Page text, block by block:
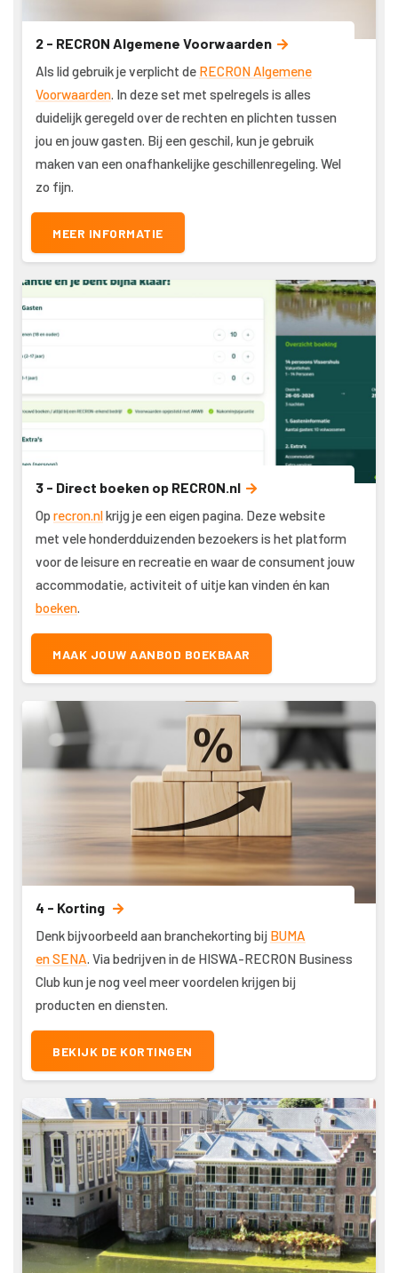
2 - RECRON Algemene Voorwaarden
Als lid gebruik je verplicht de RECRON Algemene
Voorwaarden. In deze set met spelregels is alles
duidelijk geregeld over de rechten en plichten tussen
jou en jouw gasten. Bij een geschil, kun je gebruik
maken van een onafhankelijke geschillenregeling. Wel
zo fijn.
MEER INFORMATIE
3 - Direct boeken op RECRON.nl
Op recron.nlkrijg je een eigen pagina. Deze website
met vele honderdduizenden bezoekers is het platform
voor de leisure en recreatie en waar de consument jouw
accommodatie, activiteit of uitje kan vinden én kan
boeken
MAAK JOUW AANBOD BOEKBAAR
4 - Korting
Denk bijvoorbeeld aan branchekorting bij BUMA
en SENA. Via bedrijven in de HISWA-RECRON Business
Club kun je nog veel meer voordelen krijgen bij
producten en diensten.
BEKIJK DE KORTINGEN